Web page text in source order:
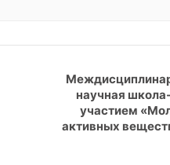
научная
участием
активных